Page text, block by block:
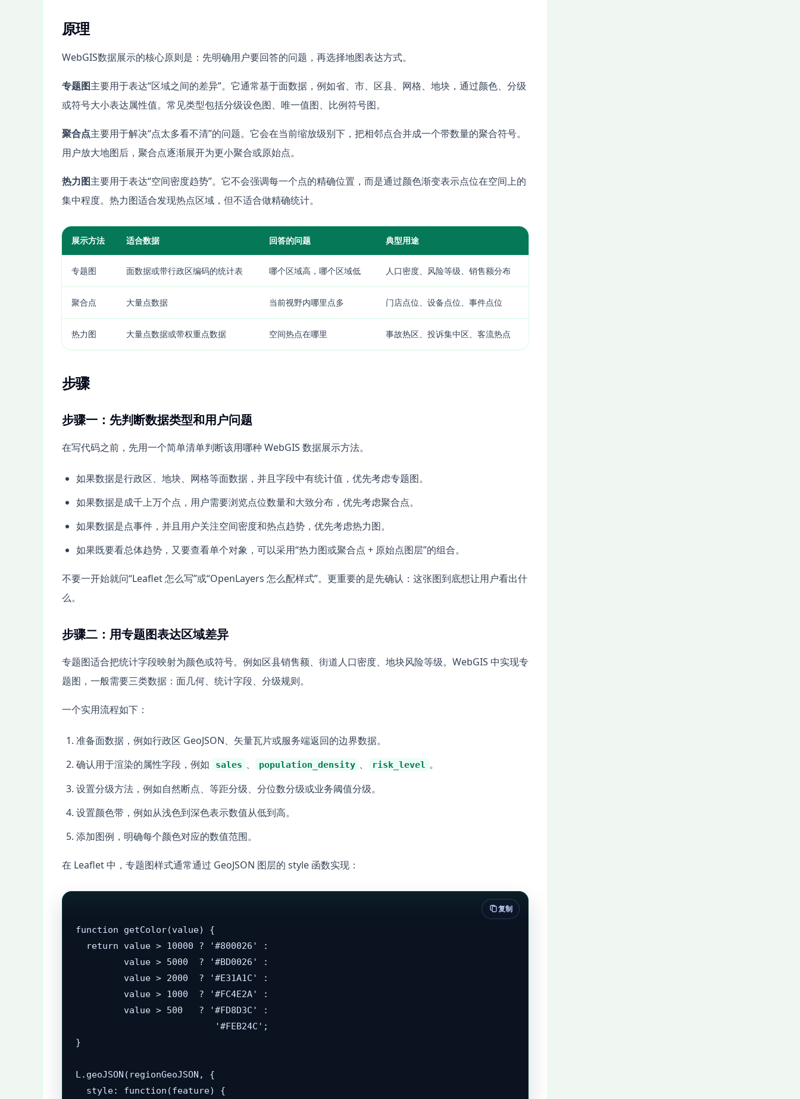
原理
WebGIS数据展示的核心原则是：先明确用户要回答的问题，再选择地图表达方式。
专题图主要用于表达“区域之间的差异”。它通常基于面数据，例如省、市、区县、网格、地块，通过颜色、分级
或符号大小表达属性值。常见类型包括分级设色图、唯一值图、比例符号图。
聚合点主要用于解决“点太多看不清”的问题。它会在当前缩放级别下，把相邻点合并成一个带数量的聚合符号。
用户放大地图后，聚合点逐渐展开为更小聚合或原始点。
热力图主要用于表达“空间密度趋势”。它不会强调每一个点的精确位置，而是通过颜色渐变表示点位在空间上的
集中程度。热力图适合发现热点区域，但不适合做精确统计。
展示方法 适合数据 回答的问题 典型用途
专题图 面数据或带行政区编码的统计表 哪个区域高，哪个区域低 人口密度、风险等级、销售额分布
聚合点 大量点数据 当前视野内哪里点多 门店点位、设备点位、事件点位
热力图 大量点数据或带权重点数据 空间热点在哪里 事故热区、投诉集中区、客流热点
步骤
步骤一：先判断数据类型和用户问题
在写代码之前，先用一个简单清单判断该用哪种 WebGIS 数据展示方法。
如果数据是行政区、地块、网格等面数据，并且字段中有统计值，优先考虑专题图。
如果数据是成千上万个点，用户需要浏览点位数量和大致分布，优先考虑聚合点。
如果数据是点事件，并且用户关注空间密度和热点趋势，优先考虑热力图。
如果既要看总体趋势，又要查看单个对象，可以采用“热力图或聚合点 + 原始点图层”的组合。
不要一开始就问“Leaflet 怎么写”或“OpenLayers 怎么配样式”。更重要的是先确认：这张图到底想让用户看出什
么。
步骤二：用专题图表达区域差异
专题图适合把统计字段映射为颜色或符号。例如区县销售额、街道人口密度、地块风险等级。WebGIS 中实现专
题图，一般需要三类数据：面几何、统计字段、分级规则。
一个实用流程如下：
准备面数据，例如行政区 GeoJSON、矢量瓦片或服务端返回的边界数据。
确认用于渲染的属性字段，例如
sales 、 population_density 、 risk_level 。
设置分级方法，例如自然断点、等距分级、分位数分级或业务阈值分级。
设置颜色带，例如从浅色到深色表示数值从低到高。
添加图例，明确每个颜色对应的数值范围。
在 Leaflet 中，专题图样式通常通过 GeoJSON 图层的 style 函数实现：
function getColor(value) {
  return value > 10000 ? '#800026' :
         value > 5000  ? '#BD0026' :
         value > 2000  ? '#E31A1C' :
         value > 1000  ? '#FC4E2A' :
         value > 500   ? '#FD8D3C' :
                          '#FEB24C';
}
L.geoJSON(regionGeoJSON, {
  style: function(feature) {
复制